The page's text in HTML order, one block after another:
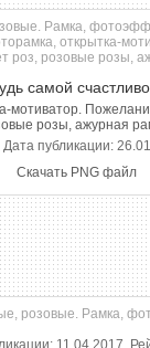
самой
мотиватор.
розы, ажурная
публикации:
Скачать PNG файл
11.04.2017,